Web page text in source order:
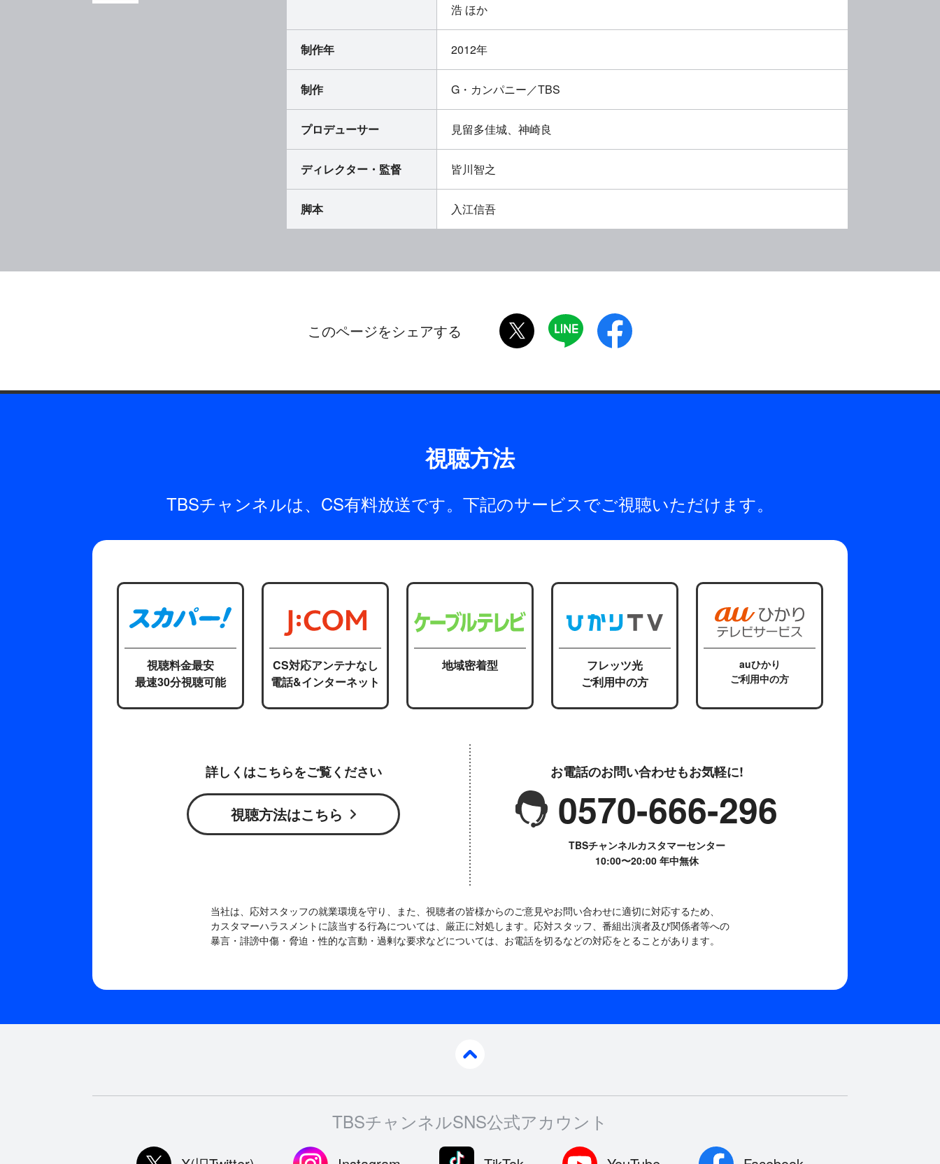
浩 ほか
制作年 2012年
制作 G・カンパニー／TBS
プロデューサー 見留多佳城、神崎良
ディレクター・監督 皆川智之
脚本 入江信吾
このページをシェアする
twitter LINE
視聴方法
TBSチャンネルは、CS有料放送です。下記のサービスでご視聴いただけます。
視聴料金最安
最速30分視聴可能
CS対応アンテナなし
電話&インターネット
地域密着型
フレッツ光
ご利用中の方
auひかり
ご利用中の方
詳しくはこちらをご覧ください
視聴方法はこちら
お電話のお問い合わせもお気軽に!
0570-666-296
TBSチャンネルカスタマーセンター
10:00〜20:00 年中無休
当社は、応対スタッフの就業環境を守り、また、視聴者の皆様からのご意見やお問い合わせに適切に対応するため、
カスタマーハラスメントに該当する行為については、厳正に対処します。応対スタッフ、番組出演者及び関係者等への
暴言・誹謗中傷・脅迫・性的な言動・過剰な要求などについては、お電話を切るなどの対応をとることがあります。
TBSチャンネルSNS公式アカウント